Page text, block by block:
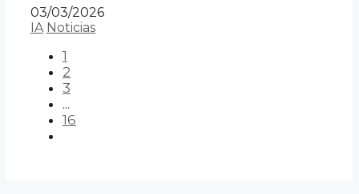
03/03/2026
IA Noticias
1
2
3
...
16